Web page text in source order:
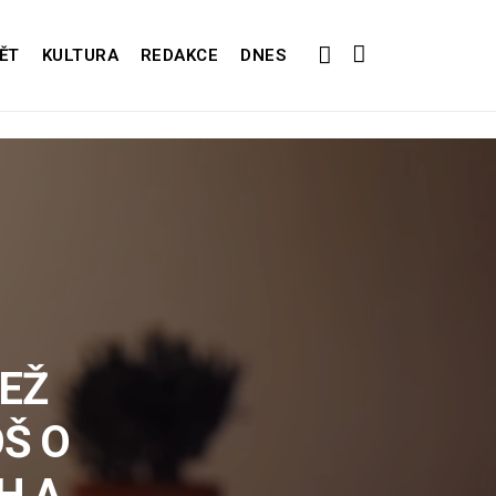
KULTURA REDAKCE DNES
O